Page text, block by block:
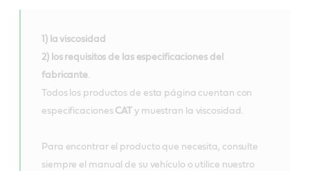
1) la viscosidad
2) los requisitos de las especificaciones del
fabricante
Todos los productos de esta página cuentan con
especificaciones CAT y muestran la viscosidad.
Para encontrar el producto que necesita, consulte
siempre el manual de su vehículo o utilice nuestro